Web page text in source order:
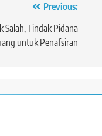
Previous:
Tindak Pidana
untuk Penafsiran